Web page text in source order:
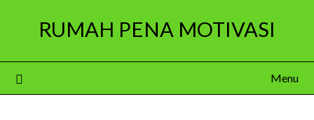
RUMAH PENA MOTIVASI
Menu